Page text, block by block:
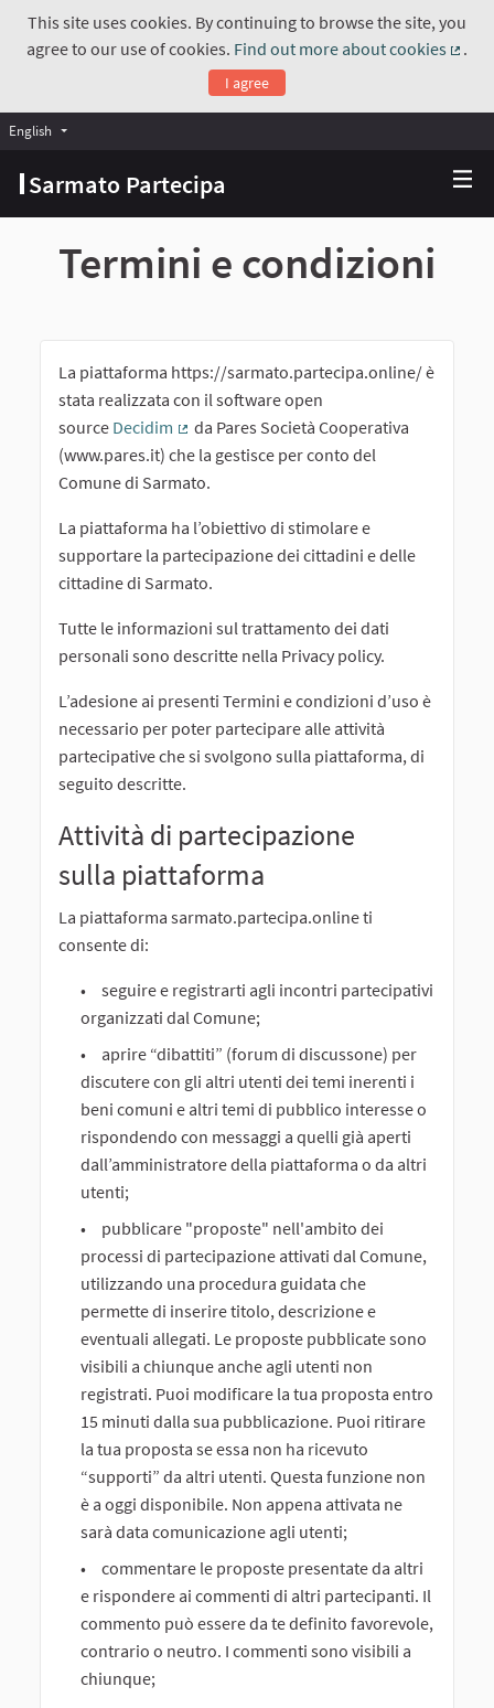
This site uses cookies. By continuing to browse the site, you
agree to our use of cookies. Find out more about cookies
.
I agree
Sarmato Partecipa
English Choose language
Termini e condizioni
La piattaforma https://sarmato.partecipa.online/ è
stata realizzata con il software open
source Decidim
(External link)
da Pares Società Cooperativa
(www.pares.it) che la gestisce per conto del
Comune di Sarmato.
La piattaforma ha l’obiettivo di stimolare e
supportare la partecipazione dei cittadini e delle
cittadine di Sarmato.
Tutte le informazioni sul trattamento dei dati
personali sono descritte nella Privacy policy.
L’adesione ai presenti Termini e condizioni d’uso è
necessario per poter partecipare alle attività
partecipative che si svolgono sulla piattaforma, di
seguito descritte.
Attività di partecipazione
sulla piattaforma
La piattaforma sarmato.partecipa.online ti
consente di:
seguire e registrarti agli incontri partecipativi
organizzati dal Comune;
aprire “dibattiti” (forum di discussone) per
discutere con gli altri utenti dei temi inerenti i
beni comuni e altri temi di pubblico interesse o
rispondendo con messaggi a quelli già aperti
dall’amministratore della piattaforma o da altri
utenti;
pubblicare "proposte" nell'ambito dei
processi di partecipazione attivati dal Comune,
utilizzando una procedura guidata che
permette di inserire titolo, descrizione e
eventuali allegati. Le proposte pubblicate sono
visibili a chiunque anche agli utenti non
registrati. Puoi modificare la tua proposta entro
15 minuti dalla sua pubblicazione. Puoi ritirare
la tua proposta se essa non ha ricevuto
“supporti” da altri utenti. Questa funzione non
è a oggi disponibile. Non appena attivata ne
sarà data comunicazione agli utenti;
commentare le proposte presentate da altri
e rispondere ai commenti di altri partecipanti. Il
commento può essere da te definito favorevole,
contrario o neutro. I commenti sono visibili a
chiunque;